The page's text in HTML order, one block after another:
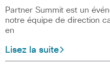
Partner Summit est un
notre équipe de direction
en
Lisez la suite